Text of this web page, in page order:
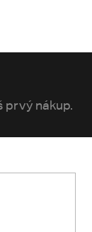
prvý nákup.